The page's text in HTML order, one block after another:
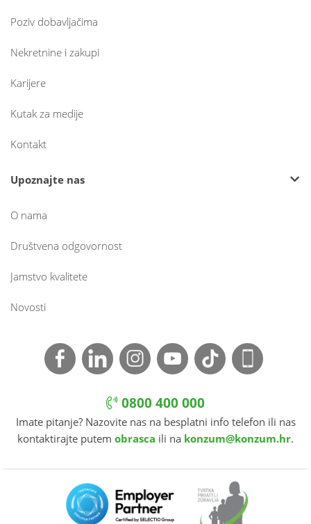
Poziv dobavljačima
Nekretnine i zakupi
Karijere
Kutak za medije
Kontakt
Upoznajte nas
O nama
Društvena odgovornost
Jamstvo kvalitete
Novosti
0800 400 000
Imate pitanje? Nazovite nas na besplatni info telefon ili nas
kontaktirajte putem obrasca ili na konzum@konzum.hr.